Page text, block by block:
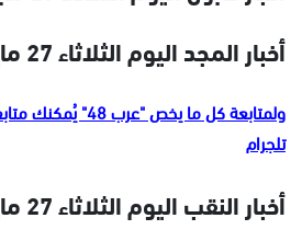
أخبار المجد اليوم الثلاثاء 27 مايو 2025
ولمتابعة كل ما يخص
تلجرام
أخبار النقب اليوم الثلاثاء 27 مايو 2025